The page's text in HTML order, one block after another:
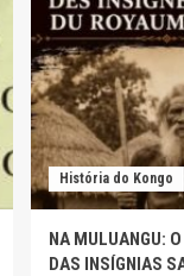
História do Kongo
NA MULUANGU:
DAS INSÍGNIAS